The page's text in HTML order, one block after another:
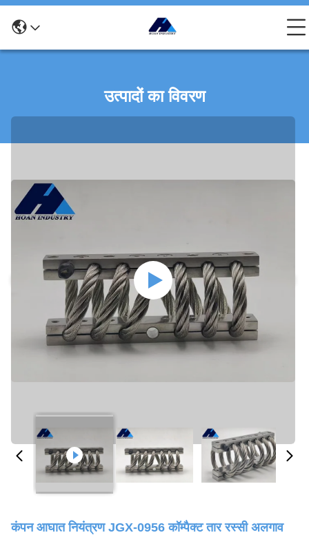
उत्पादों का विवरण
कंपन आघात नियंत्रण JGX-0956 कॉम्पैक्ट तार रस्सी अलगाव